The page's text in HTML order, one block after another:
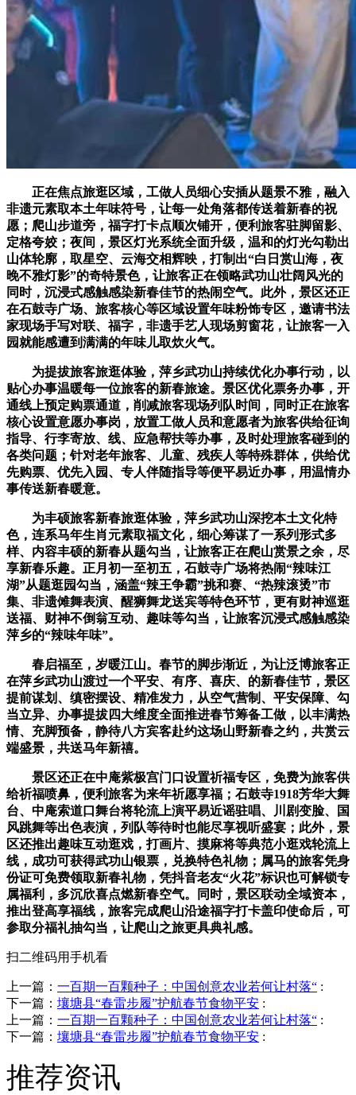
正在焦点旅逛区域，工做人员细心安插从题景不雅，融入
非遗元素取本土年味符号，让每一处角落都传送着新春的祝
愿；爬山步道旁，福字打卡点顺次铺开，便利旅客驻脚留影、
定格夸姣；夜间，景区灯光系统全面升级，温和的灯光勾勒出
山体轮廓，取星空、云海交相辉映，打制出“白日赏山海，夜
晚不雅灯影”的奇特景色，让旅客正在领略武功山壮阔风光的
同时，沉浸式感触感染新春佳节的热闹空气。此外，景区还正
在石鼓寺广场、旅客核心等区域设置年味粉饰专区，邀请书法
家现场手写对联、福字，非遗手艺人现场剪窗花，让旅客一入
园就能感遭到满满的年味儿取炊火气。
为提拔旅客旅逛体验，萍乡武功山持续优化办事行动，以
贴心办事温暖每一位旅客的新春旅途。景区优化票务办事，开
通线上预定购票通道，削减旅客现场列队时间，同时正在旅客
核心设置意愿办事岗，放置工做人员和意愿者为旅客供给征询
指导、行李寄放、线、应急帮扶等办事，及时处理旅客碰到的
各类问题；针对老年旅客、儿童、残疾人等特殊群体，供给优
先购票、优先入园、专人伴随指导等便平易近办事，用温情办
事传送新春暖意。
为丰硕旅客新春旅逛体验，萍乡武功山深挖本土文化特
色，连系马年生肖元素取福文化，细心筹谋了一系列形式多
样、内容丰硕的新春从题勾当，让旅客正在爬山赏景之余，尽
享新春乐趣。正月初一至初五，石鼓寺广场将热闹“辣味江
湖”从题逛园勾当，涵盖“辣王争霸”挑和赛、“热辣滚烫”市
集、非遗傩舞表演、醒狮舞龙送宾等特色环节，更有财神巡逛
送福、财神不倒翁互动、趣味等勾当，让旅客沉浸式感触感染
萍乡的“辣味年味”。
春启福至，岁暖江山。春节的脚步渐近，为让泛博旅客正
在萍乡武功山渡过一个平安、有序、喜庆、的新春佳节，景区
提前谋划、缜密摆设、精准发力，从空气营制、平安保障、勾
当立异、办事提拔四大维度全面推进春节筹备工做，以丰满热
情、充脚预备，静待八方宾客赴约这场山野新春之约，共赏云
端盛景，共送马年新禧。
景区还正在中庵紫极宫门口设置祈福专区，免费为旅客供
给祈福喷鼻，便利旅客为来年祈愿享福；石鼓寺1918芳华大舞
台、中庵索道口舞台将轮流上演平易近谣驻唱、川剧变脸、国
风跳舞等出色表演，列队等待时也能尽享视听盛宴；此外，景
区还推出趣味互动逛戏，打画片、摸麻将等典范小逛戏轮流上
线，成功可获得武功山银票，兑换特色礼物；属马的旅客凭身
份证可免费领取新春礼物，凭抖音老友“火花”标识也可解锁专
属福利，多沉欣喜点燃新春空气。同时，景区联动全域资本，
推出登高享福线，旅客完成爬山沿途福字打卡盖印使命后，可
参取分福礼抽勾当，让爬山之旅更具典礼感。
扫二维码用手机看
上一篇： 一百期一百颗种子：中国创意农业若何让村落“ :
下一篇： 壤塘县“春雷步履”护航春节食物平安 :
上一篇： 一百期一百颗种子：中国创意农业若何让村落“ :
下一篇： 壤塘县“春雷步履”护航春节食物平安 :
推荐资讯